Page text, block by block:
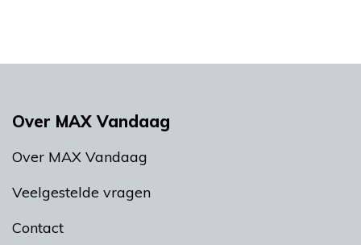
Over MAX Vandaag
Over MAX Vandaag
Veelgestelde vragen
Contact